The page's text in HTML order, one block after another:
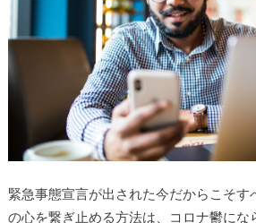
緊急事態宣言が出された今だからこそす
の心を繋ぎ止める方法は、コロナ鬱にな